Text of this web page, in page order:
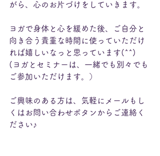
がら、心のお片づけをしていきます。
ヨガで身体と心を緩めた後、ご自分と
向き合う貴重な時間に使っていただけ
れば嬉しいなっと思っています(^^)
(ヨガとセミナーは、一緒でも別々でも
ご参加いただけます。）
ご興味のある方は、気軽にメールもし
くはお問い合わせボタンからご連絡く
ださい♪